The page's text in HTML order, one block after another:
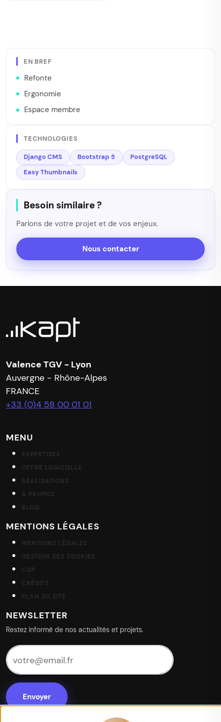
EN BREF
Refonte
Ergonomie
Espace membre
TECHNOLOGIES
Django CMS Bootstrap 5
PostgreSQL
Easy Thumbnails
Besoin similaire ?
Parlons de votre projet et de vos enjeux.
Nous contacter
Valence TGV - Lyon
Auvergne - Rhône-Alpes
FRANCE
+33 (0)4 58 00 01 01
MENU
EXPERTISES
OFFRE LOGICIELLE
RÉALISATIONS
À PROPOS
BLOG
MENTIONS LÉGALES
MENTIONS LÉGALES
GESTION DES COOKIES
CGP
CRÉDITS
PLAN DU SITE
NEWSLETTER
Restez informé de nos actualités et projets.
votre@email.fr